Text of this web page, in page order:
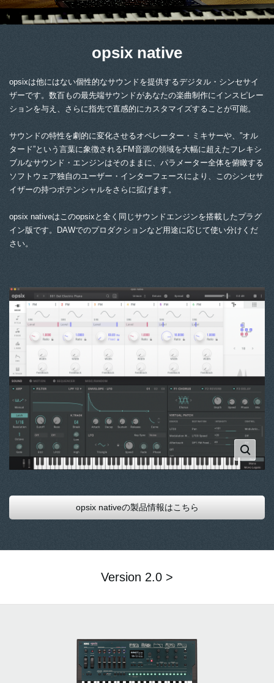
opsix native
opsixは他にはない個性的なサウンドを提供するデジタル・シンセサイ
ザーです。数百もの最先端サウンドがあなたの楽曲制作にインスピレー
ションを与え、さらに指先で直感的にカスタマイズすることが可能。
サウンドの特性を劇的に変化させるオペレーター・ミキサーや、”オル
タード”という言葉に象徴されるFM音源の領域を大幅に超えたフレキシ
ブルなサウンド・エンジンはそのままに、パラメーター全体を俯瞰する
ソフトウェア独自のユーザー・インターフェースにより、このシンセサ
イザーの持つポテンシャルをさらに拡げます。
opsix nativeはこのopsixと全く同じサウンドエンジンを搭載したプラグ
イン版です。DAWでのプロダクションなど用途に応じて使い分けくだ
さい。
opsix nativeの製品情報はこちら
Version 2.0 >